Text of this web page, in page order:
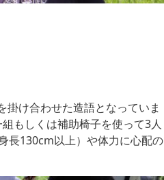
け合わせた造語となっていま
もしくは補助椅子を使って3人
長130cm以上）や体力に心配の